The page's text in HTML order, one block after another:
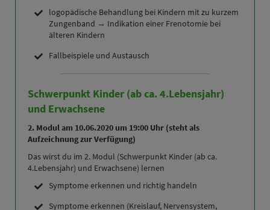
logopädische Behandlung bei Kindern mit zu kurzem
Zungenband → Indikation einer Frenotomie bei
älteren Kindern
Fallbeispiele und Austausch
Schwerpunkt Kinder (ab ca. 4.Lebensjahr)
und Erwachsene
2. Modul am 10.06.2020 um 19:00 Uhr (steht als
Aufzeichnung zur Verfügung)
Das wirst du im 2. Modul (Schwerpunkt Kinder (ab ca.
4.Lebensjahr) und Erwachsene) lernen
Symptome erkennen und richtig handeln
Symptome erkennen (Kreislauf, Nervensystem,